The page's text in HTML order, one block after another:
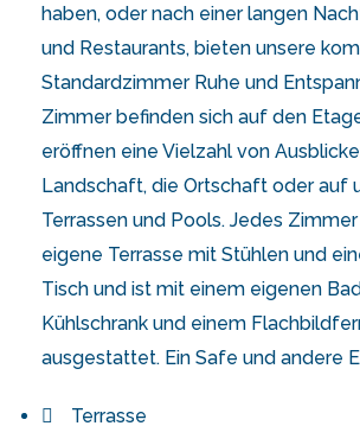
haben, oder nach einer langen
und Restaurants, bieten unsere
Standardzimmer Ruhe und
Zimmer befinden sich auf den
eröffnen eine Vielzahl von
Landschaft, die Ortschaft oder auf
Terrassen und Pools. Jedes
eigene Terrasse mit Stühlen und
Tisch und ist mit einem eigenen
Kühlschrank und einem
ausgestattet. Ein Safe und andere
Terrasse